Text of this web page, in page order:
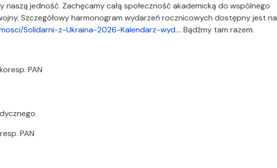
jedność. Zachęcamy całą społeczność akademicką do wspólnego
Szczegółowy harmonogram wydarzeń rocznicowych dostępny jest na
Solidarni-z-Ukraina-2026-Kalendarz-wyd…. Bądźmy tam razem.
PAN
PAN